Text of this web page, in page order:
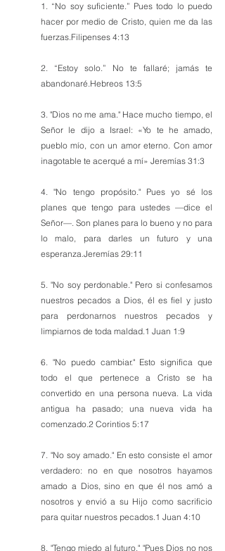
1. “No soy suficiente.” Pues todo lo puedo
hacer por medio de Cristo, quien me da las
fuerzas.Filipenses 4:13
2. “Estoy solo.” No te fallaré; jamás te
abandonaré.Hebreos 13:5
3. "Dios no me ama." Hace mucho tiempo, el
Señor le dijo a Israel: «Yo te he amado,
pueblo mío, con un amor eterno. Con amor
inagotable te acerqué a mí» Jeremías 31:3
4. "No tengo propósito." Pues yo sé los
planes que tengo para ustedes —dice el
Señor—. Son planes para lo bueno y no para
lo malo, para darles un futuro y una
esperanza.Jeremías 29:11
5. "No soy perdonable." Pero si confesamos
nuestros pecados a Dios, él es fiel y justo
para perdonarnos nuestros pecados y
limpiarnos de toda maldad.1 Juan 1:9
6. "No puedo cambiar." Esto significa que
todo el que pertenece a Cristo se ha
convertido en una persona nueva. La vida
antigua ha pasado; una nueva vida ha
comenzado.2 Corintios 5:17
7. "No soy amado." En esto consiste el amor
verdadero: no en que nosotros hayamos
amado a Dios, sino en que él nos amó a
nosotros y envió a su Hijo como sacrificio
para quitar nuestros pecados.1 Juan 4:10
8. "Tengo miedo al futuro." "Pues Dios no nos